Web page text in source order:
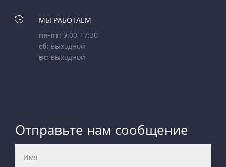

МЫ РАБОТАЕМ
пн-пт: 9:00-17:30
сб: выходной
вс: выходной
Отправьте нам сообщение